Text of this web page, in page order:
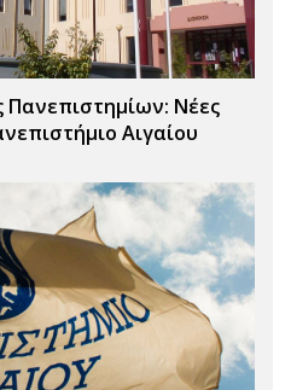
Πανεπιστημίων: Νέες
Αιγαίου